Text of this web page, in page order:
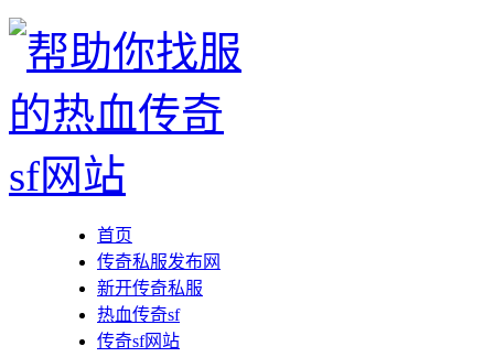
首页
传奇私服发布网
新开传奇私服
热血传奇sf
传奇sf网站